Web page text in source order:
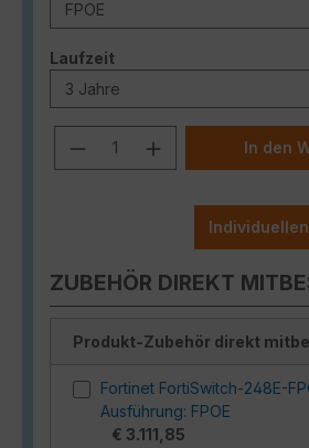
Laufzeitauswählen
Produkt Anzahl:In den
ZUBEHÖR DIREKT
Produkt-Zubehör direkt
Fortinet FortiSwitch-248E-
Ausführung: FPOE
€ 3.111,85